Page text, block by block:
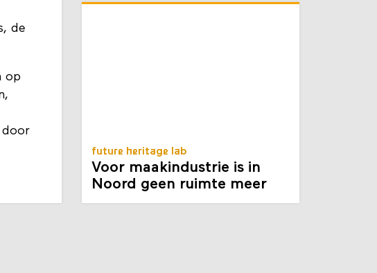
de
op
door
future heritage lab
Voor maakindustrie is in
Noord geen ruimte meer